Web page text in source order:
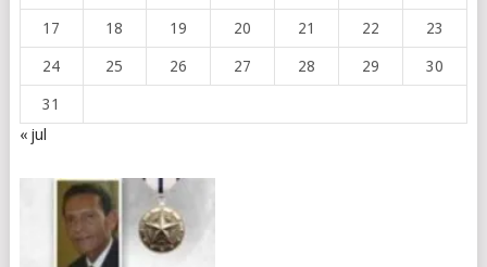
17 18 19 20 21 22 23
24 25 26 27 28 29 30
31
« jul